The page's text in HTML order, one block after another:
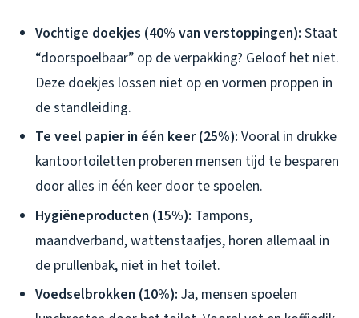
Vochtige doekjes (40% van verstoppingen): Staat
“doorspoelbaar” op de verpakking? Geloof het niet.
Deze doekjes lossen niet op en vormen proppen in
de standleiding.
Te veel papier in één keer (25%): Vooral in drukke
kantoortoiletten proberen mensen tijd te besparen
door alles in één keer door te spoelen.
Hygiëneproducten (15%): Tampons,
maandverband, wattenstaafjes, horen allemaal in
de prullenbak, niet in het toilet.
Voedselbrokken (10%): Ja, mensen spoelen